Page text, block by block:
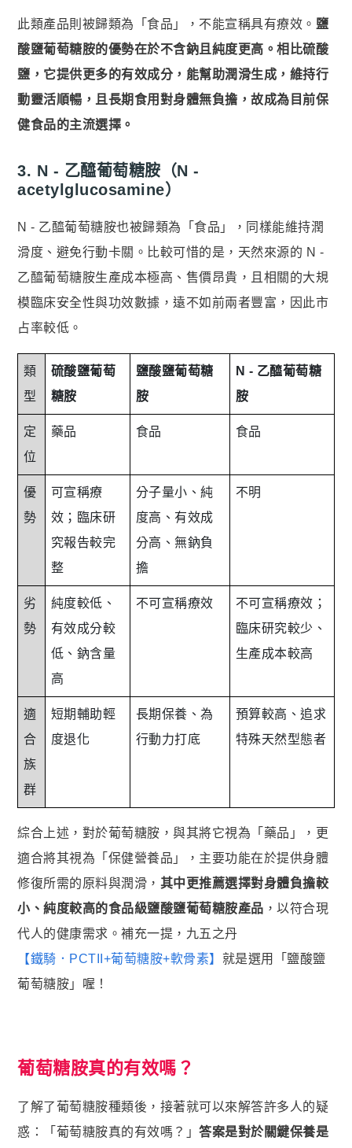
此類產品則被歸類為「食品」，不能宣稱具有療效。 鹽
酸鹽葡萄糖胺的優勢在於不含鈉且純度更高。相比硫酸
鹽，它提供更多的有效成分，能幫助潤滑生成，維持行
動靈活順暢，且長期食用對身體無負擔，故成為目前保
健食品的主流選擇。
3. N - 乙醯葡萄糖胺（N -
acetylglucosamine）
N - 乙醯葡萄糖胺也被歸類為「食品」，同樣能維持潤
滑度、避免行動卡關。比較可惜的是，天然來源的 N -
乙醯葡萄糖胺生產成本極高、售價昂貴，且相關的大規
模臨床安全性與功效數據，遠不如前兩者豐富，因此市
占率較低。
類
型
硫酸鹽葡萄
糖胺
鹽酸鹽葡萄糖
胺
N - 乙醯葡萄糖
胺
定
位
藥品 食品 食品
優
勢
可宣稱療
效；臨床研
究報告較完
整
分子量小、純
度高、有效成
分高、無鈉負
擔
不明
劣
勢
純度較低、
有效成分較
低、鈉含量
高
不可宣稱療效
不可宣稱療效；
臨床研究較少、
生產成本較高
適
合
族
群
短期輔助輕
度退化
長期保養、為
行動力打底
預算較高、追求
特殊天然型態者
綜合上述，對於葡萄糖胺，與其將它視為「藥品」，更
適合將其視為「保健營養品」，主要功能在於提供身體
修復所需的原料與潤滑， 其中更推薦選擇對身體負擔較
小、純度較高的食品級鹽酸鹽葡萄糖胺產品 ，以符合現
代人的健康需求。補充一提，九五之丹
【鐵騎．PCTII+葡萄糖胺+軟骨素】 就是選用「鹽酸鹽
葡萄糖胺」喔！
葡萄糖胺真的有效嗎？
了解了葡萄糖胺種類後，接著就可以來解答許多人的疑
惑：「葡萄糖胺真的有效嗎？」 答案是對於關鍵保養是